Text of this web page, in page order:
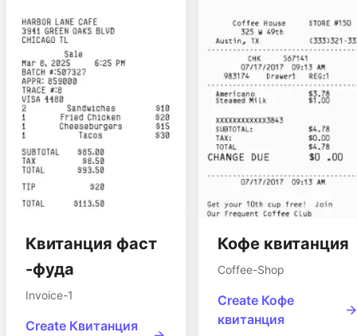
Квитанция фаст
-фуда
Invoice-1
Create Квитанция
Кофе квитанция
Coffee-Shop
Create Кофе
квитанция